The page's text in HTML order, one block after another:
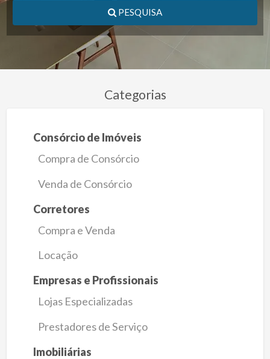
PESQUISA
Categorias
Consórcio de Imóveis
Compra de Consórcio
Venda de Consórcio
Corretores
Compra e Venda
Locação
Empresas e Profissionais
Lojas Especializadas
Prestadores de Serviço
Imobiliárias